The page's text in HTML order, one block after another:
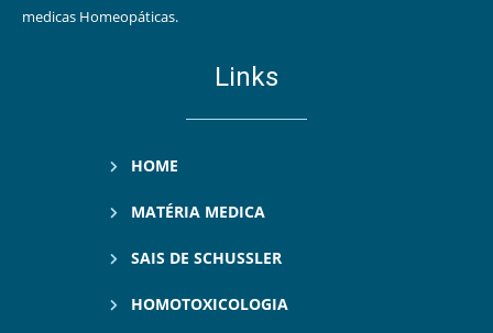
medicas Homeopáticas.
Links
HOME
MATÉRIA MEDICA
SAIS DE SCHUSSLER
HOMOTOXICOLOGIA